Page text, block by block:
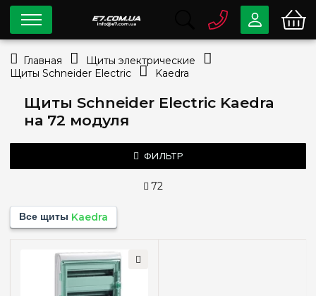
Щиты Schneider Electric Kaedra
на 72 модуля
ФИЛЬТР
4 (+1)
(+1)
(+1)
72
Все щиты Kaedra
0 800 33-63-07
info@e7.com.ua
044334-79-78
Главная
Щиты электрические
Щиты Schneider Electric
Kaedra